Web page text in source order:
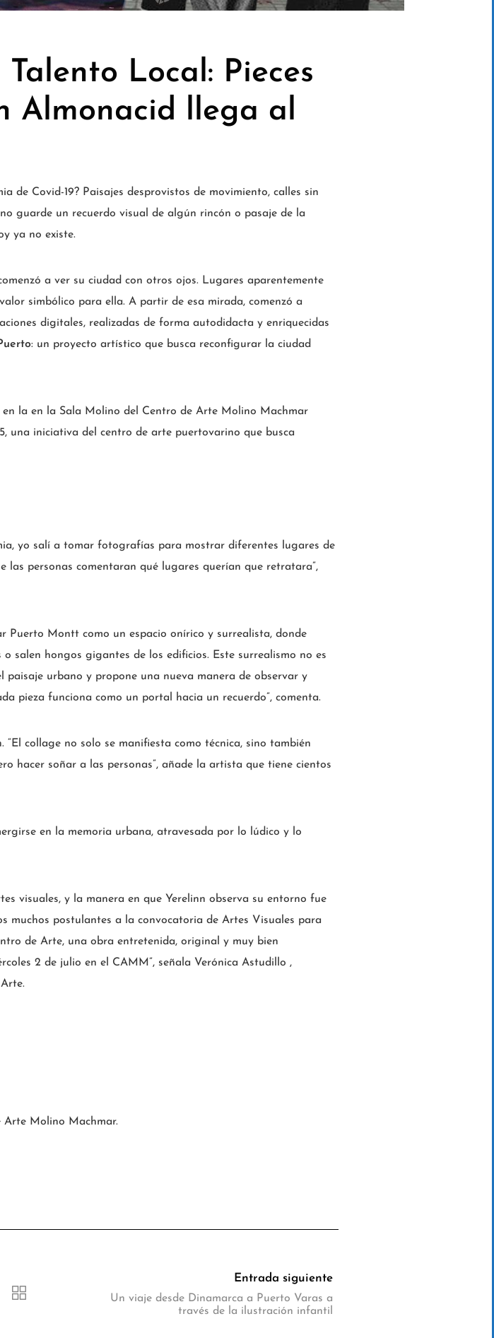
Local: Pieces
Almonacid llega al
de Covid-19? Paisajes desprovistos de movimiento, calles sin
guarde un recuerdo visual de algún rincón o pasaje de la
ya no existe.
a ver su ciudad con otros ojos. Lugares aparentemente
simbólico para ella. A partir de esa mirada, comenzó a
digitales, realizadas de forma autodidacta y enriquecidas
: un proyecto artístico que busca reconfigurar la ciudad
la en la Sala Molino del Centro de Arte Molino Machmar
una iniciativa del centro de arte puertovarino que busca
yo salí a tomar fotografías para mostrar diferentes lugares de
las personas comentaran qué lugares querían que retratara”,
Puerto Montt como un espacio onírico y surrealista, donde
salen hongos gigantes de los edificios. Este surrealismo no es
paisaje urbano y propone una nueva manera de observar y
pieza funciona como un portal hacia un recuerdo”, comenta.
collage no solo se manifiesta como técnica, sino también
hacer soñar a las personas”, añade la artista que tiene cientos
en la memoria urbana, atravesada por lo lúdico y lo
visuales, y la manera en que Yerelinn observa su entorno fue
muchos postulantes a la convocatoria de Artes Visuales para
de Arte, una obra entretenida, original y muy bien
2 de julio en el CAMM”, señala Verónica Astudillo ,
Arte Molino Machmar.
Entrada siguiente
Un viaje desde Dinamarca a Puerto Varas a
través de la ilustración infantil